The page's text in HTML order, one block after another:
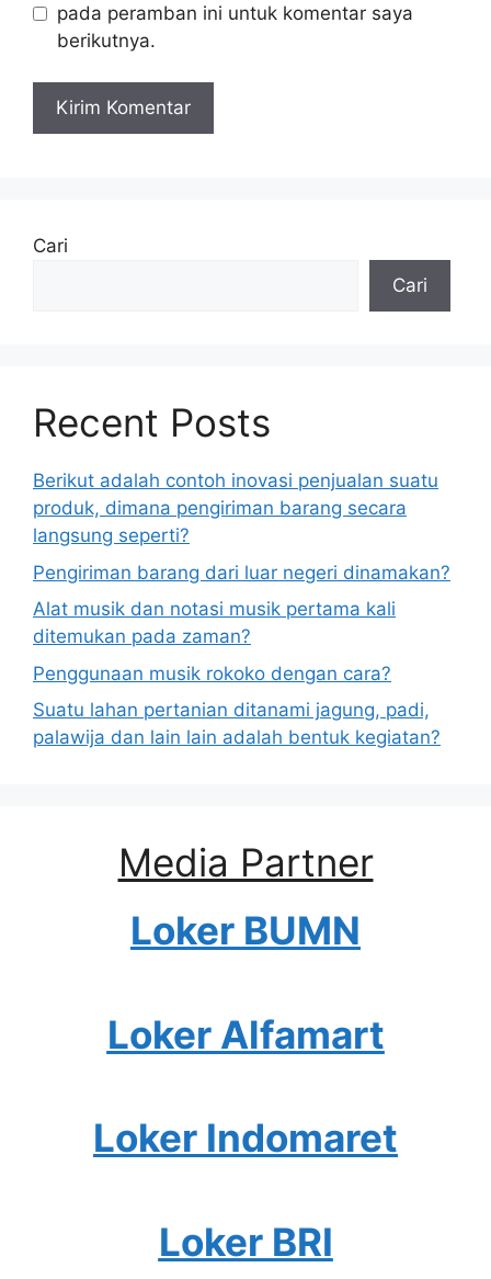
pada peramban ini untuk komentar saya
berikutnya.
Cari
Cari
Recent Posts
Berikut adalah contoh inovasi penjualan suatu
produk, dimana pengiriman barang secara
langsung seperti?
Pengiriman barang dari luar negeri dinamakan?
Alat musik dan notasi musik pertama kali
ditemukan pada zaman?
Penggunaan musik rokoko dengan cara?
Suatu lahan pertanian ditanami jagung, padi,
palawija dan lain lain adalah bentuk kegiatan?
Media Partner
Loker BUMN
Loker Alfamart
Loker Indomaret
Loker BRI